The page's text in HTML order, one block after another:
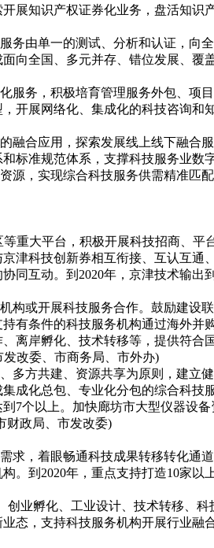
展知识产权证券化业务，盘活知
务由单一的测试、分析和认证，向
向全国、多元并存、错位发展、
服务，积极培育管理服务外包、
开展网络化、集成化的科技咨询和
合应用，探索发展线上线下融合
标准规范体系，支撑科技服务业数
源，实现综合科技服务供需精准
重大平台，积极开展科技招商、
津科技创新券相互衔接、互认互
同互动。到2020年，京津技术输
构或开展科技服务合作。鼓励建
有条件的科技服务机构通过海外
离岸孵化、技术转移等，提供符
改委、市商务局、市外办)
多方共建、资源共享为原则，建立
成化总包、专业化分包的综合科
7个以上。加快廊坊市大型仪器设
财政局、市发改委)
求，着眼畅通科技成果转移转化通
。到2020年，重点支持打造10家
业孵化、工业设计、技术转移、
态，支持科技服务机构开展行业